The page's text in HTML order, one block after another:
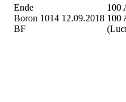
Ende
Boron 1014
BF
12.09.2018
100
100